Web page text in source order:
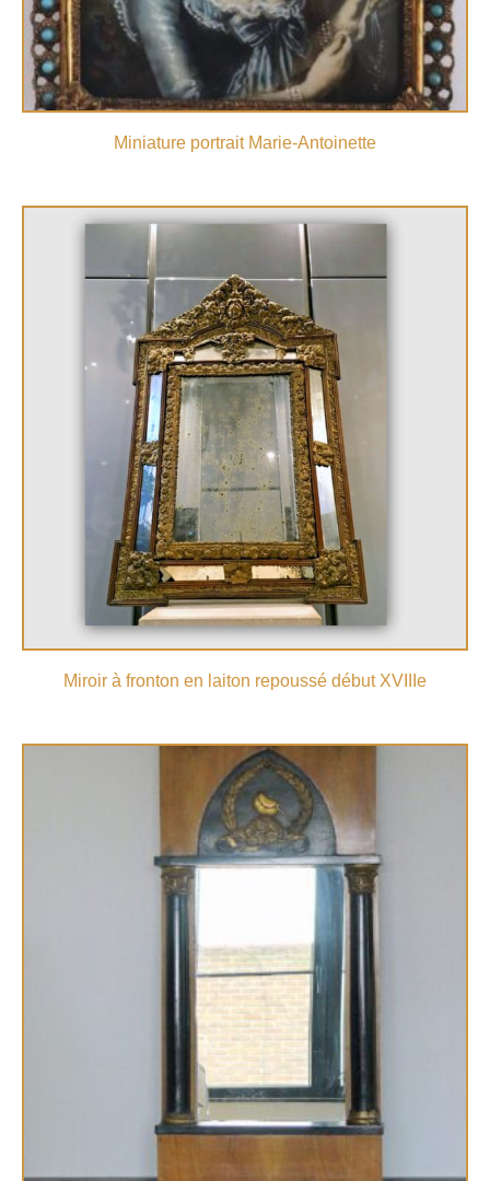
Miniature portrait Marie-Antoinette
Miroir à fronton en laiton repoussé début XVIIIe